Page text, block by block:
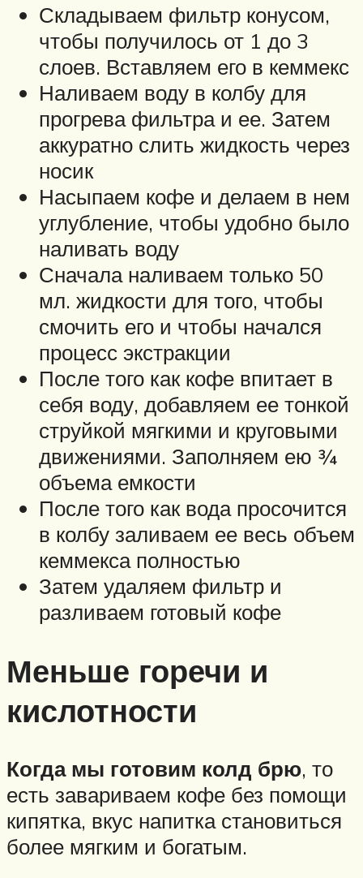
Складываем фильтр конусом,
чтобы получилось от 1 до 3
слоев. Вставляем его в кеммекс
Наливаем воду в колбу для
прогрева фильтра и ее. Затем
аккуратно слить жидкость через
носик
Насыпаем кофе и делаем в нем
углубление, чтобы удобно было
наливать воду
Сначала наливаем только 50
мл. жидкости для того, чтобы
смочить его и чтобы начался
процесс экстракции
После того как кофе впитает в
себя воду, добавляем ее тонкой
струйкой мягкими и круговыми
движениями. Заполняем ею ¾
объема емкости
После того как вода просочится
в колбу заливаем ее весь объем
кеммекса полностью
Затем удаляем фильтр и
разливаем готовый кофе
Меньше горечи и
кислотности
Когда мы готовим колд брю, то
есть завариваем кофе без помощи
кипятка, вкус напитка становиться
более мягким и богатым.